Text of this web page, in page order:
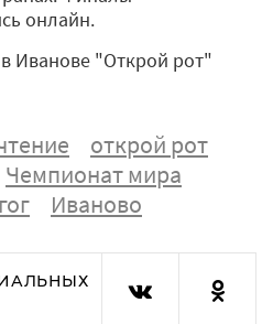
онлайн.
Иванове "Открой рот"
открой рот
Чемпионат мира
Иваново